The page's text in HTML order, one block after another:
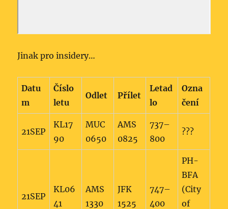
Jinak pro insidery…
Datu
m
Číslo
letu
Odlet Přílet
Letad
lo
Ozna
čení
21SEP
KL17
90
MUC
0650
AMS
0825
737–
800
???
21SEP
KL06
41
AMS
1330
JFK
1525
747–
400
PH-
BFA
(City
of